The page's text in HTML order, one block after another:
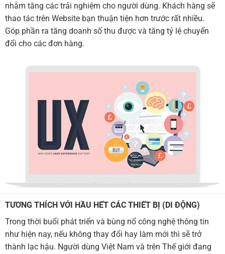
nhằm tăng các trải nghiệm cho người dùng. Khách hàng sẽ
thao tác trên Website bạn thuận tiện hơn trước rất nhiều.
Góp phần ra tăng doanh số thu được và tăng tỷ lệ chuyển
đổi cho các đơn hàng.
TƯƠNG THÍCH VỚI HẦU HẾT CÁC THIẾT BỊ (DI ĐỘNG)
Trong thời buổi phát triển và bùng nổ công nghệ thông tin
như hiện nay, nếu không thay đổi hay làm mới thì sẽ trở
thành lạc hậu. Người dùng Việt Nam và trên Thế giới đang